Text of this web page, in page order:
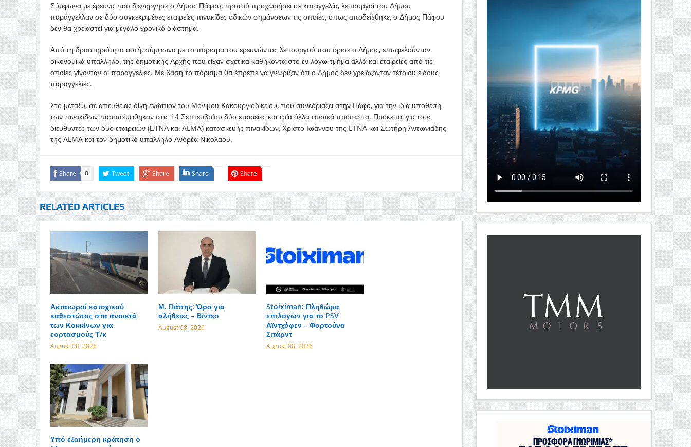
Σύμφωνα με έρευνα που διενήργησε ο Δήμος Πάφου, προτού προχωρήσει σε καταγγελία, λειτουργοί του Δήμου
παράγγελλαν σε δύο συγκεκριμένες εταιρείες πινακίδες οδικών σημάνσεων τις οποίες, όπως αποδείχθηκε, ο Δήμος Πάφου
δεν θα χρειαστεί για μεγάλο χρονικό διάστημα.
Από τη δραστηριότητα αυτή, σύμφωνα με το πόρισμα του ερευνώντος λειτουργού που όρισε ο Δήμος, επωφελούνταν
οικονομικά υπάλληλοι της δημοτικής Αρχής που είχαν σχετικά καθήκοντα στο εν λόγω τμήμα αλλά και εταιρείες από τις
οποίες γίνονταν οι παραγγελίες. Με βάση το πόρισμα θα έπρεπε να γνώριζαν ότι ο Δήμος δεν χρειάζονταν τέτοιου είδους
παραγγελίες.
Στο μεταξύ, σε απευθείας δίκη ενώπιον του Μόνιμου Κακουργιοδικείου, που συνεδριάζει στην Πάφο, για την ίδια υπόθεση
των πινακίδων παραπέμφθηκαν στις 14 Σεπτεμβρίου δύο εταιρείες και τρία άλλα φυσικά πρόσωπα. Πρόκειται για τους
διευθυντές των δύο εταιρειών (ΕΤΝΑ και ALMA) κατασκευής πινακίδων, Χρίστο Ιωάννου της ETNA και Σωτήρη Αντωνιάδης
της ALMA και τον δημοτικό υπάλληλο Ανδρέα Νικολάου.
Share 0 Tweet Share Share Share
RELATED ARTICLES
Ακταιωροί κατοχικού
καθεστώτος στα ανοικτά
των Κοκκίνων για
εορτασμούς Τ/κ
August 08, 2026
Μ. Πάπης: Ώρα για
αλήθειες – Βίντεο
August 08, 2026
Stoiximan: Πληθώρα
επιλογών για το PSV
Αϊντχόφεν – Φορτούνα
Σιτάρντ
August 08, 2026
Υπό εξαήμερη κράτηση ο